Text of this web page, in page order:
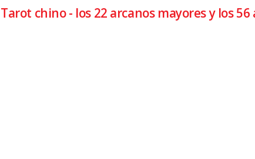
Tarot chino - los 22 arcanos mayores y los